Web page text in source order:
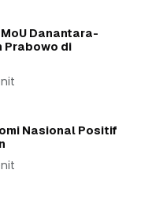
Danantara-
Prabowo di
Nasional Positif